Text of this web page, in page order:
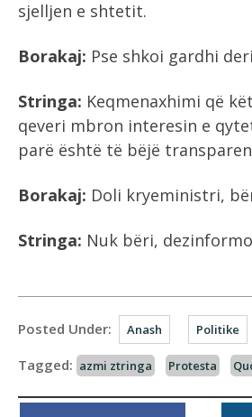
sjelljen e shtetit.
Borakaj: Pse shkoi gardhi
Stringa: Keqmenaxhimi që
qeveri mbron interesin e
parë është të bëjë
Borakaj: Doli kryeministri,
Stringa: Nuk bëri,
Posted Under: Anash Politike
Tagged: azmi ztringa Protesta